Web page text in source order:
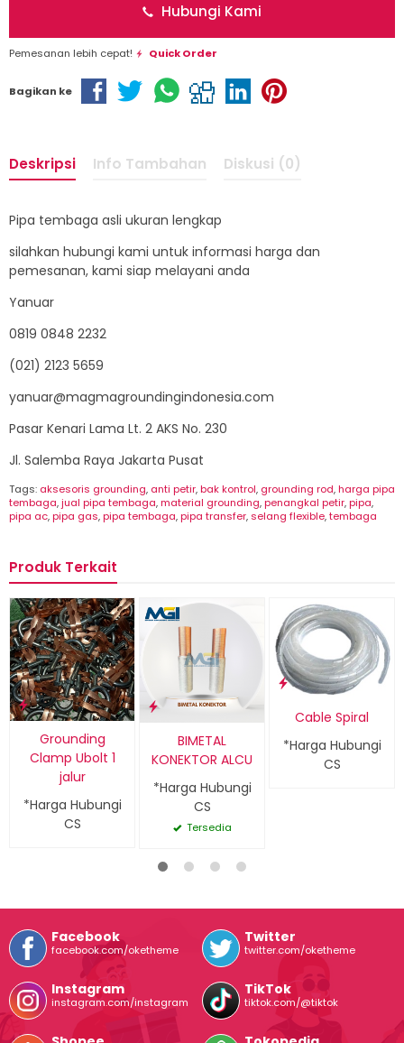
Hubungi Kami
Pemesanan lebih cepat! Quick Order
Bagikan ke
Deskripsi Info Tambahan Diskusi (0)
Pipa tembaga asli ukuran lengkap
silahkan hubungi kami untuk informasi harga dan
pemesanan, kami siap melayani anda
Yanuar
0819 0848 2232
(021) 2123 5659
yanuar@magmagroundingindonesia.com
Pasar Kenari Lama Lt. 2 AKS No. 230
Jl. Salemba Raya Jakarta Pusat
Tags: aksesoris grounding, anti petir,bak kontrol, grounding rod,harga pipa
tembaga,jual pipa tembaga,material grounding,penangkal petir,pipa,
pipa ac,pipa gas,pipa tembaga,pipa transfer,selang flexible,tembaga
Produk Terkait
Grounding
Clamp Ubolt 1
jalur
*Harga Hubungi
CS
BIMETAL
KONEKTOR ALCU
*Harga Hubungi
CS
Tersedia
Cable Spiral
*Harga Hubungi
CS
Facebook
facebook.com/oketheme
Twitter
twitter.com/oketheme
Instagram
instagram.com/instagram
TikTok
tiktok.com/@tiktok